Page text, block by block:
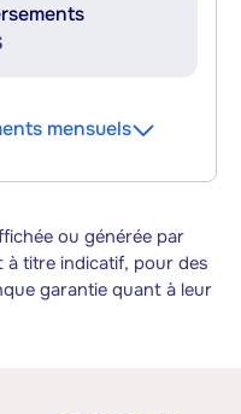
mensuels
ou générée par
titre indicatif, pour des
garantie quant à leur